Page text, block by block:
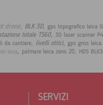
drone, BLK 3D, gps topografico leica
stazione totale TS60, 3D laser scanner
da cantiere, livelli ottici, gps gnss leica
leica, palmare leica zeno 20, HDS
SERVIZI